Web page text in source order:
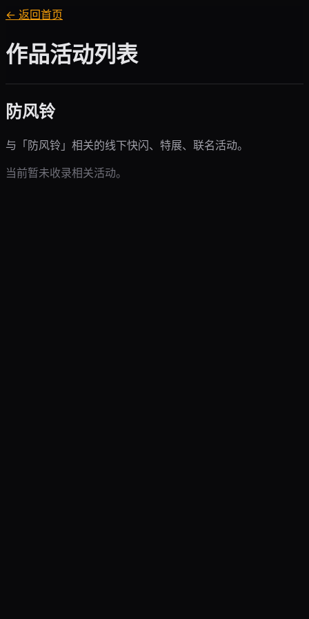
← 返回首页
作品活动列表
防风铃
与「防风铃 」相关的线下快闪、特展、联名活动。
当前暂未收录相关活动。